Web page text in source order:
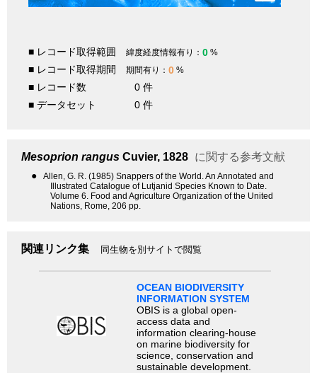
■ レコード取得範囲 緯度経度情報有り： 0 %
■ レコード取得期間 期間有り： 0 %
■ レコード数
0 件
■ データセット
0 件
Mesoprion rangus Cuvier, 1828 に関する参考文献
●
Allen, G. R. (1985) Snappers of the World. An Annotated and
Illustrated Catalogue of Lutjanid Species Known to Date.
Volume 6. Food and Agriculture Organization of the United
Nations, Rome, 206 pp.
関連リンク集 同生物を別サイトで閲覧
OCEAN BIODIVERSITY
INFORMATION SYSTEM
OBIS is a global open-
access data and
information clearing-house
on marine biodiversity for
science, conservation and
sustainable development.